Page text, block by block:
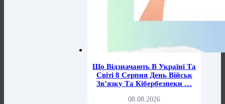
Що Відзначають В Україні Та
Світі 8 Серпня День Військ
Зв’язку Та Кібербезпеки …
08.08.2026